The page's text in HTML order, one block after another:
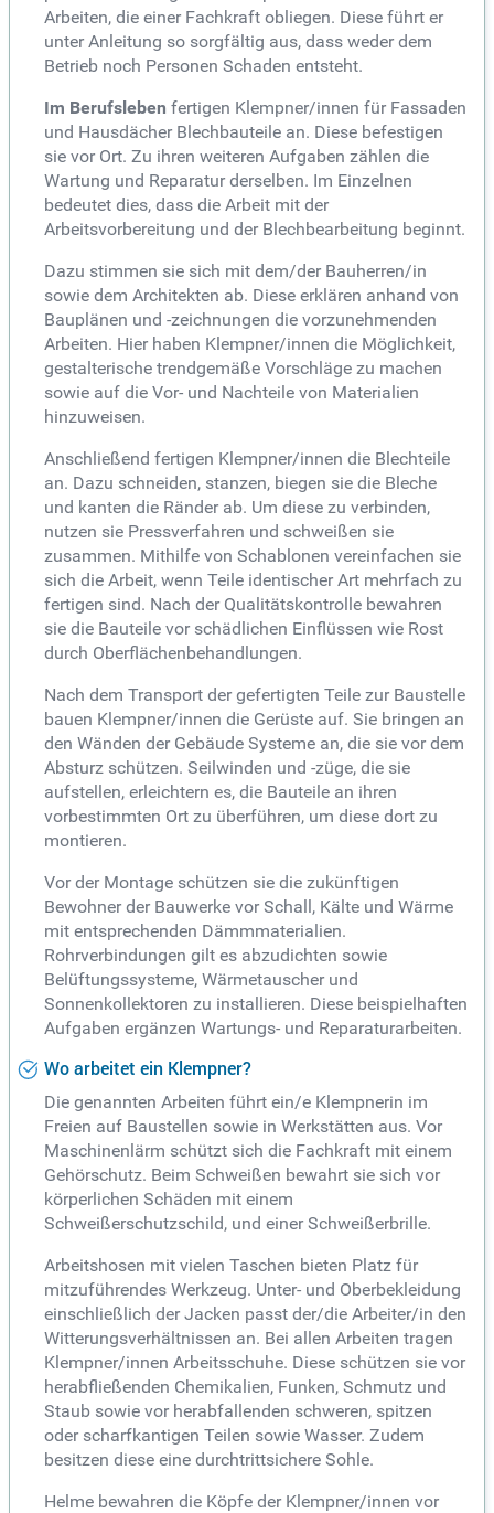
Arbeiten, die einer Fachkraft obliegen. Diese führt er
unter Anleitung so sorgfältig aus, dass weder dem
Betrieb noch Personen Schaden entsteht.
Im Berufsleben fertigen Klempner/innen für Fassaden
und Hausdächer Blechbauteile an. Diese befestigen
sie vor Ort. Zu ihren weiteren Aufgaben zählen die
Wartung und Reparatur derselben. Im Einzelnen
bedeutet dies, dass die Arbeit mit der
Arbeitsvorbereitung und der Blechbearbeitung beginnt.
Dazu stimmen sie sich mit dem/der Bauherren/in
sowie dem Architekten ab. Diese erklären anhand von
Bauplänen und -zeichnungen die vorzunehmenden
Arbeiten. Hier haben Klempner/innen die Möglichkeit,
gestalterische trendgemäße Vorschläge zu machen
sowie auf die Vor- und Nachteile von Materialien
hinzuweisen.
Anschließend fertigen Klempner/innen die Blechteile
an. Dazu schneiden, stanzen, biegen sie die Bleche
und kanten die Ränder ab. Um diese zu verbinden,
nutzen sie Pressverfahren und schweißen sie
zusammen. Mithilfe von Schablonen vereinfachen sie
sich die Arbeit, wenn Teile identischer Art mehrfach zu
fertigen sind. Nach der Qualitätskontrolle bewahren
sie die Bauteile vor schädlichen Einflüssen wie Rost
durch Oberflächenbehandlungen.
Nach dem Transport der gefertigten Teile zur Baustelle
bauen Klempner/innen die Gerüste auf. Sie bringen an
den Wänden der Gebäude Systeme an, die sie vor dem
Absturz schützen. Seilwinden und -züge, die sie
aufstellen, erleichtern es, die Bauteile an ihren
vorbestimmten Ort zu überführen, um diese dort zu
montieren.
Vor der Montage schützen sie die zukünftigen
Bewohner der Bauwerke vor Schall, Kälte und Wärme
mit entsprechenden Dämmmaterialien.
Rohrverbindungen gilt es abzudichten sowie
Belüftungssysteme, Wärmetauscher und
Sonnenkollektoren zu installieren. Diese beispielhaften
Aufgaben ergänzen Wartungs- und Reparaturarbeiten.
Wo arbeitet ein Klempner?
Die genannten Arbeiten führt ein/e Klempnerin im
Freien auf Baustellen sowie in Werkstätten aus. Vor
Maschinenlärm schützt sich die Fachkraft mit einem
Gehörschutz. Beim Schweißen bewahrt sie sich vor
körperlichen Schäden mit einem
Schweißerschutzschild, und einer Schweißerbrille.
Arbeitshosen mit vielen Taschen bieten Platz für
mitzuführendes Werkzeug. Unter- und Oberbekleidung
einschließlich der Jacken passt der/die Arbeiter/in den
Witterungsverhältnissen an. Bei allen Arbeiten tragen
Klempner/innen Arbeitsschuhe. Diese schützen sie vor
herabfließenden Chemikalien, Funken, Schmutz und
Staub sowie vor herabfallenden schweren, spitzen
oder scharfkantigen Teilen sowie Wasser. Zudem
besitzen diese eine durchtrittsichere Sohle.
Helme bewahren die Köpfe der Klempner/innen vor